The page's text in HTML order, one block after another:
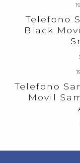
Agotado
Telefono
Black
Agotado
Telefono
Movil